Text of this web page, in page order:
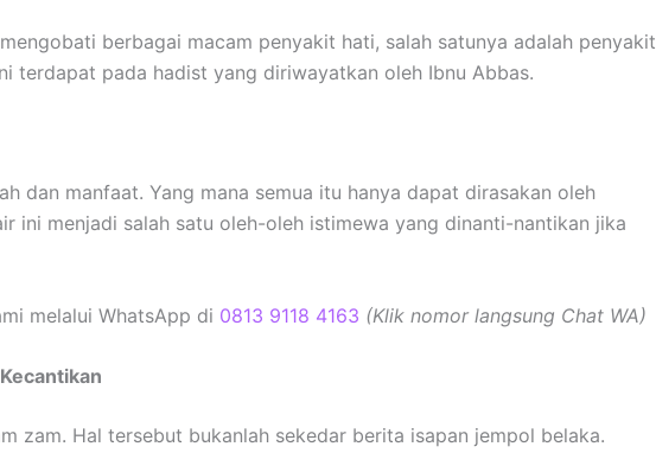
berbagai macam penyakit hati, salah satunya adalah penyakit
terdapat pada hadist yang diriwayatkan oleh Ibnu Abbas.
dan manfaat. Yang mana semua itu hanya dapat dirasakan oleh
ini menjadi salah satu oleh-oleh istimewa yang dinanti-nantikan jika
melalui WhatsApp di 0813 9118 4163 (Klik nomor langsung Chat WA)
zam. Hal tersebut bukanlah sekedar berita isapan jempol belaka.